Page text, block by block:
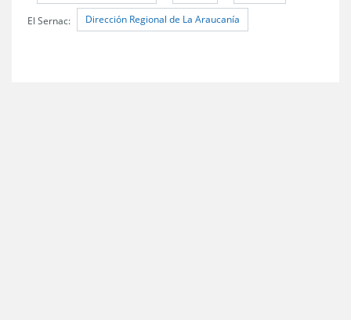
El Sernac: Dirección Regional de La Araucanía